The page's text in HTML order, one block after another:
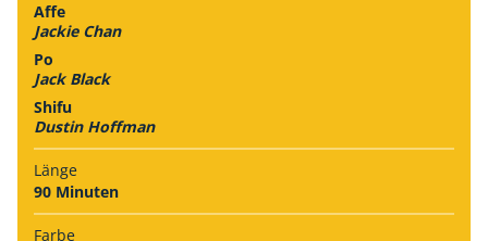
Affe
Jackie Chan
Po
Jack Black
Shifu
Dustin Hoffman
Länge
90 Minuten
Farbe